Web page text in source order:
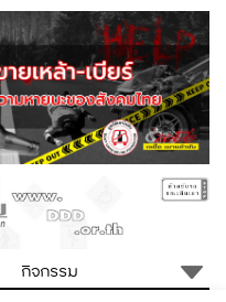
กิจกรรม